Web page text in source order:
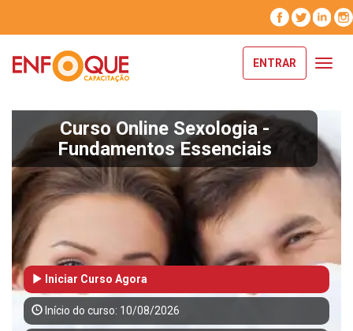
ENTRAR
Curso Online Sexologia -
Fundamentos Essenciais
Iniciar Curso Agora
Início do curso: 10/08/2026